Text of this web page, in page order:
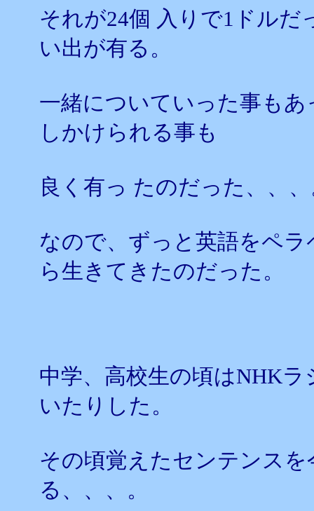
それが24個 入りで1ドル
い出が有る。
一緒についていった事も
しかけられる事も
良く有っ たのだった、、
なので、ずっと英語をペ
ら生きてきたのだった。
中学、高校生の頃はNHK
いたりした。
その頃覚えたセンテンス
る、、、。